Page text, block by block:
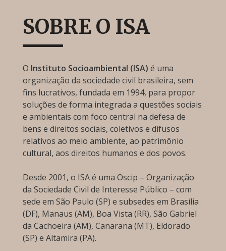
SOBRE O ISA
O Instituto Socioambiental (ISA) é uma
organização da sociedade civil brasileira, sem
fins lucrativos, fundada em 1994, para propor
soluções de forma integrada a questões sociais
e ambientais com foco central na defesa de
bens e direitos sociais, coletivos e difusos
relativos ao meio ambiente, ao patrimônio
cultural, aos direitos humanos e dos povos.
Desde 2001, o ISA é uma Oscip – Organização
da Sociedade Civil de Interesse Público – com
sede em São Paulo (SP) e subsedes em Brasília
(DF), Manaus (AM), Boa Vista (RR), São Gabriel
da Cachoeira (AM), Canarana (MT), Eldorado
(SP) e Altamira (PA).